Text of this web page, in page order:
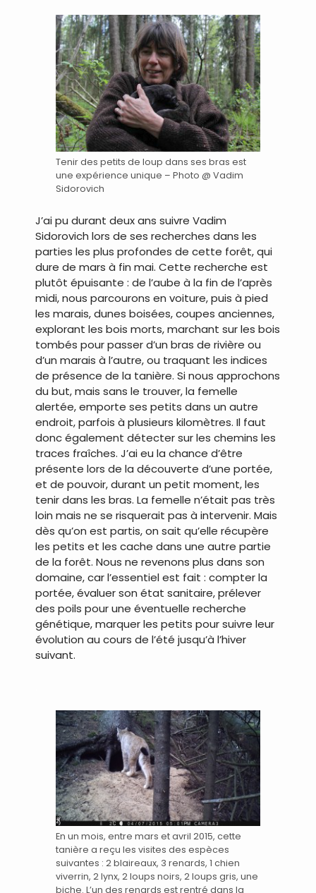
Tenir des petits de loup dans ses bras est
une expérience unique – Photo @ Vadim
Sidorovich
J’ai pu durant deux ans suivre Vadim
Sidorovich lors de ses recherches dans les
parties les plus profondes de cette forêt, qui
dure de mars à fin mai. Cette recherche est
plutôt épuisante : de l’aube à la fin de l’après
midi, nous parcourons en voiture, puis à pied
les marais, dunes boisées, coupes anciennes,
explorant les bois morts, marchant sur les bois
tombés pour passer d’un bras de rivière ou
d’un marais à l’autre, ou traquant les indices
de présence de la tanière. Si nous approchons
du but, mais sans le trouver, la femelle
alertée, emporte ses petits dans un autre
endroit, parfois à plusieurs kilomètres. Il faut
donc également détecter sur les chemins les
traces fraîches. J’ai eu la chance d’être
présente lors de la découverte d’une portée,
et de pouvoir, durant un petit moment, les
tenir dans les bras. La femelle n’était pas très
loin mais ne se risquerait pas à intervenir. Mais
dès qu’on est partis, on sait qu’elle récupère
les petits et les cache dans une autre partie
de la forêt. Nous ne revenons plus dans son
domaine, car l’essentiel est fait : compter la
portée, évaluer son état sanitaire, prélever
des poils pour une éventuelle recherche
génétique, marquer les petits pour suivre leur
évolution au cours de l’été jusqu’à l’hiver
suivant.
En un mois, entre mars et avril 2015, cette
tanière a reçu les visites des espèces
suivantes : 2 blaireaux, 3 renards, 1 chien
viverrin, 2 lynx, 2 loups noirs, 2 loups gris, une
biche. L’un des renards est rentré dans la